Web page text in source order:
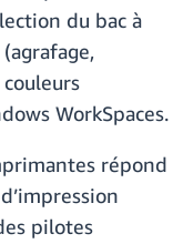
du bac à
WorkSpaces.
répond
pilotes